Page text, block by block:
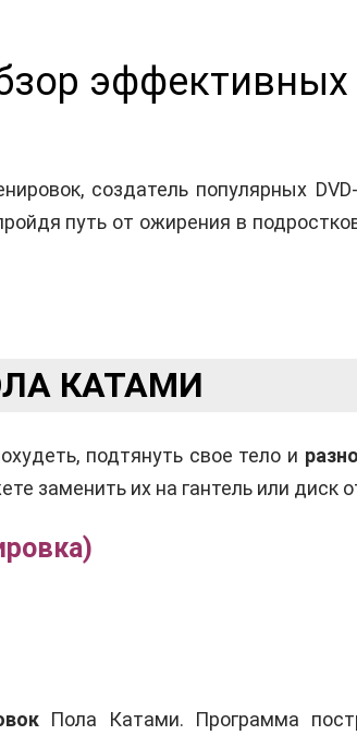
эффективных
создатель популярных
путь от ожирения в
КАТАМИ
подтянуть свое тело и
заменить их на гантель или диск
Пола Катами. Программа